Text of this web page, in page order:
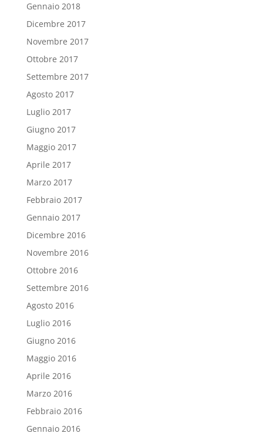
Gennaio 2018
Dicembre 2017
Novembre 2017
Ottobre 2017
Settembre 2017
Agosto 2017
Luglio 2017
Giugno 2017
Maggio 2017
Aprile 2017
Marzo 2017
Febbraio 2017
Gennaio 2017
Dicembre 2016
Novembre 2016
Ottobre 2016
Settembre 2016
Agosto 2016
Luglio 2016
Giugno 2016
Maggio 2016
Aprile 2016
Marzo 2016
Febbraio 2016
Gennaio 2016